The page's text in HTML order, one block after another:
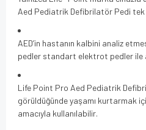
Aed Pediatrik Defibrilatör Pedi tek
AED’in hastanın kalbini analiz
pedler standart elektrot pedler ile
Life Point Pro Aed Pediatrik
görüldüğünde yaşamı kurtarmak
amacıyla kullanılabilir.